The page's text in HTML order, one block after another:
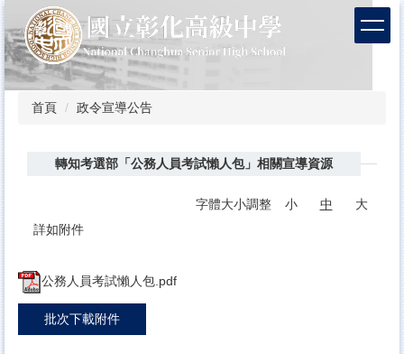
到
主
要
內
首頁 政令宣導公告
轉知考選部「公務人員考試懶人包」相關宣導資源
字體大小調整 小 中
大
詳如附件
公務人員考試懶人包.pdf
批次下載附件